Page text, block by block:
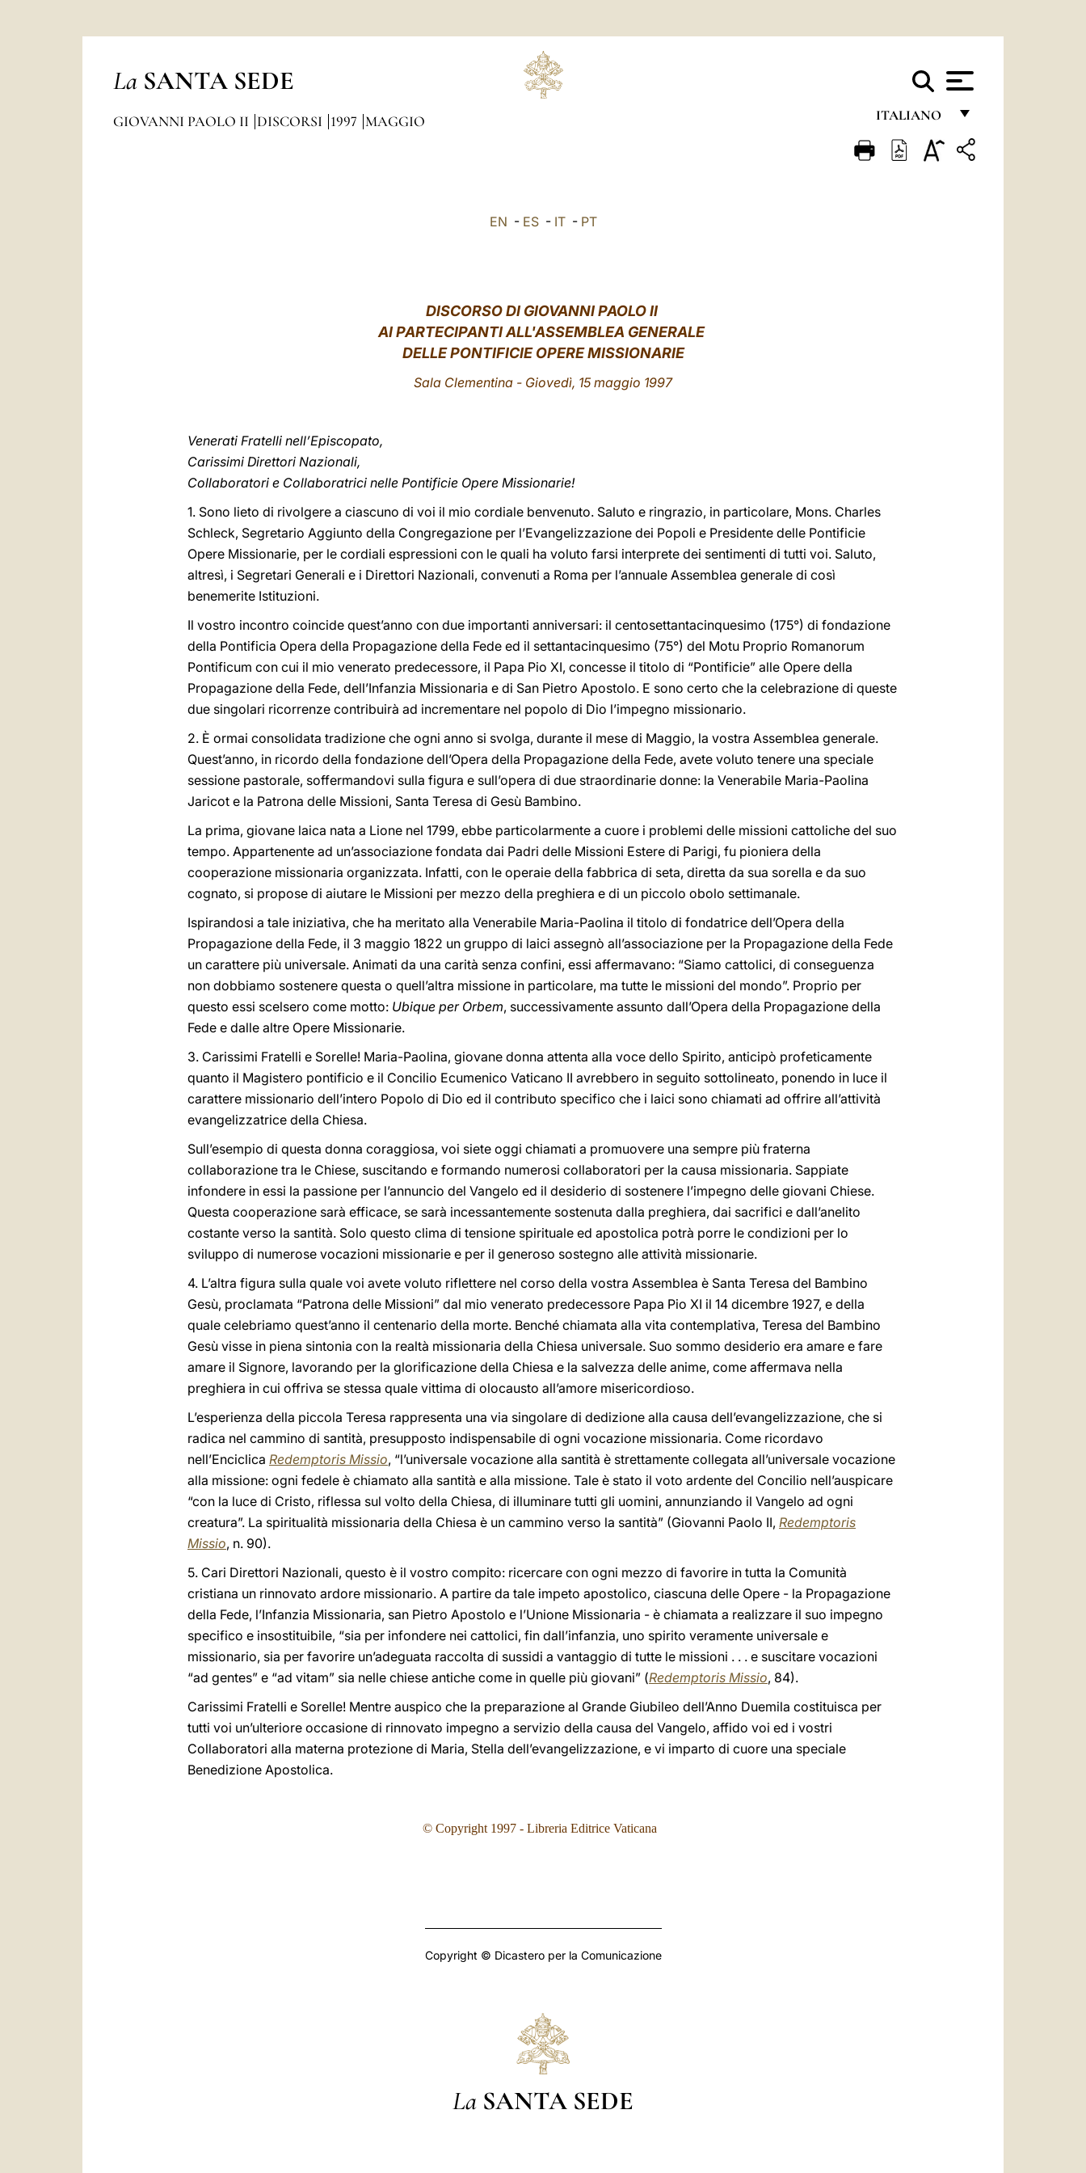
La SANTA SEDE
ITALIANO
FRANÇAIS
GIOVANNI PAOLO II DISCORSI 1997 MAGGIO
EN - ES- IT- PT
DISCORSO DI GIOVANNI PAOLO II
AI PARTECIPANTI ALL'ASSEMBLEA GENERALE
DELLE PONTIFICIE OPERE MISSIONARIE
Sala Clementina - Giovedì, 15 maggio 1997
Venerati Fratelli nell’Episcopato,
Carissimi Direttori Nazionali,
Collaboratori e Collaboratrici nelle Pontificie Opere Missionarie!
1. Sono lieto di rivolgere a ciascuno di voi il mio cordiale benvenuto. Saluto e ringrazio, in particolare, Mons. Charles
Schleck, Segretario Aggiunto della Congregazione per l’Evangelizzazione dei Popoli e Presidente delle Pontificie
Opere Missionarie, per le cordiali espressioni con le quali ha voluto farsi interprete dei sentimenti di tutti voi. Saluto,
altresì, i Segretari Generali e i Direttori Nazionali, convenuti a Roma per l’annuale Assemblea generale di così
benemerite Istituzioni.
Il vostro incontro coincide quest’anno con due importanti anniversari: il centosettantacinquesimo (175°) di fondazione
della Pontificia Opera della Propagazione della Fede ed il settantacinquesimo (75°) del Motu Proprio Romanorum
Pontificum con cui il mio venerato predecessore, il Papa Pio XI, concesse il titolo di “Pontificie” alle Opere della
Propagazione della Fede, dell’Infanzia Missionaria e di San Pietro Apostolo. E sono certo che la celebrazione di queste
due singolari ricorrenze contribuirà ad incrementare nel popolo di Dio l’impegno missionario.
2. È ormai consolidata tradizione che ogni anno si svolga, durante il mese di Maggio, la vostra Assemblea generale.
Quest’anno, in ricordo della fondazione dell’Opera della Propagazione della Fede, avete voluto tenere una speciale
sessione pastorale, soffermandovi sulla figura e sull’opera di due straordinarie donne: la Venerabile Maria-Paolina
Jaricot e la Patrona delle Missioni, Santa Teresa di Gesù Bambino.
La prima, giovane laica nata a Lione nel 1799, ebbe particolarmente a cuore i problemi delle missioni cattoliche del suo
tempo. Appartenente ad un’associazione fondata dai Padri delle Missioni Estere di Parigi, fu pioniera della
cooperazione missionaria organizzata. Infatti, con le operaie della fabbrica di seta, diretta da sua sorella e da suo
cognato, si propose di aiutare le Missioni per mezzo della preghiera e di un piccolo obolo settimanale.
Ispirandosi a tale iniziativa, che ha meritato alla Venerabile Maria-Paolina il titolo di fondatrice dell’Opera della
Propagazione della Fede, il 3 maggio 1822 un gruppo di laici assegnò all’associazione per la Propagazione della Fede
un carattere più universale. Animati da una carità senza confini, essi affermavano: “Siamo cattolici, di conseguenza
non dobbiamo sostenere questa o quell’altra missione in particolare, ma tutte le missioni del mondo”. Proprio per
questo essi scelsero come motto: Ubique per Orbem, successivamente assunto dall’Opera della Propagazione della
Fede e dalle altre Opere Missionarie.
3. Carissimi Fratelli e Sorelle! Maria-Paolina, giovane donna attenta alla voce dello Spirito, anticipò profeticamente
quanto il Magistero pontificio e il Concilio Ecumenico Vaticano II avrebbero in seguito sottolineato, ponendo in luce il
carattere missionario dell’intero Popolo di Dio ed il contributo specifico che i laici sono chiamati ad offrire all’attività
evangelizzatrice della Chiesa.
Sull’esempio di questa donna coraggiosa, voi siete oggi chiamati a promuovere una sempre più fraterna
collaborazione tra le Chiese, suscitando e formando numerosi collaboratori per la causa missionaria. Sappiate
infondere in essi la passione per l’annuncio del Vangelo ed il desiderio di sostenere l’impegno delle giovani Chiese.
Questa cooperazione sarà efficace, se sarà incessantemente sostenuta dalla preghiera, dai sacrifici e dall’anelito
costante verso la santità. Solo questo clima di tensione spirituale ed apostolica potrà porre le condizioni per lo
sviluppo di numerose vocazioni missionarie e per il generoso sostegno alle attività missionarie.
4. L’altra figura sulla quale voi avete voluto riflettere nel corso della vostra Assemblea è Santa Teresa del Bambino
Gesù, proclamata “Patrona delle Missioni” dal mio venerato predecessore Papa Pio XI il 14 dicembre 1927, e della
quale celebriamo quest’anno il centenario della morte. Benché chiamata alla vita contemplativa, Teresa del Bambino
Gesù visse in piena sintonia con la realtà missionaria della Chiesa universale. Suo sommo desiderio era amare e fare
amare il Signore, lavorando per la glorificazione della Chiesa e la salvezza delle anime, come affermava nella
preghiera in cui offriva se stessa quale vittima di olocausto all’amore misericordioso.
L’esperienza della piccola Teresa rappresenta una via singolare di dedizione alla causa dell’evangelizzazione, che si
radica nel cammino di santità, presupposto indispensabile di ogni vocazione missionaria. Come ricordavo
nell’Enciclica Redemptoris Missio, “l’universale vocazione alla santità è strettamente collegata all’universale vocazione
alla missione: ogni fedele è chiamato alla santità e alla missione. Tale è stato il voto ardente del Concilio nell’auspicare
“con la luce di Cristo, riflessa sul volto della Chiesa, di illuminare tutti gli uomini, annunziando il Vangelo ad ogni
creatura”. La spiritualità missionaria della Chiesa è un cammino verso la santità” (Giovanni Paolo II, Redemptoris
Missio, n. 90).
5. Cari Direttori Nazionali, questo è il vostro compito: ricercare con ogni mezzo di favorire in tutta la Comunità
cristiana un rinnovato ardore missionario. A partire da tale impeto apostolico, ciascuna delle Opere - la Propagazione
della Fede, l’Infanzia Missionaria, san Pietro Apostolo e l’Unione Missionaria - è chiamata a realizzare il suo impegno
specifico e insostituibile, “sia per infondere nei cattolici, fin dall’infanzia, uno spirito veramente universale e
missionario, sia per favorire un’adeguata raccolta di sussidi a vantaggio di tutte le missioni . . . e suscitare vocazioni
“ad gentes” e “ad vitam” sia nelle chiese antiche come in quelle più giovani” (Redemptoris Missio, 84).
Carissimi Fratelli e Sorelle! Mentre auspico che la preparazione al Grande Giubileo dell’Anno Duemila costituisca per
tutti voi un’ulteriore occasione di rinnovato impegno a servizio della causa del Vangelo, affido voi ed i vostri
Collaboratori alla materna protezione di Maria, Stella dell’evangelizzazione, e vi imparto di cuore una speciale
Benedizione Apostolica.
© Copyright 1997 - Libreria Editrice Vaticana
Copyright © Dicastero per la Comunicazione
La SANTA SEDE